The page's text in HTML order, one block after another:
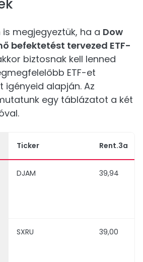
megjegyeztük, ha a Dow
befektetést tervezed ETF-
biztosnak kell lenned
ETF-et
alapján. Az
egy táblázatot a két
Ticker Rent.3a
DJAM 39,94
SXRU 39,00